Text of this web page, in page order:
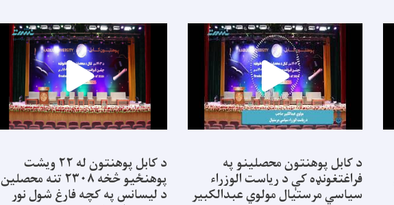
د کابل پوهنتون محصلینو په
فراغتغونډه کې د ریاست الوزراء
سیاسي مرستیال مولوي عبدالکبیر
د کابل پوهنتون له ۲۲ ویشت
پوهنځیو څخه ۲۳۰۸ تنه محصلین
د لیسانس په کچه فارغ شول نور